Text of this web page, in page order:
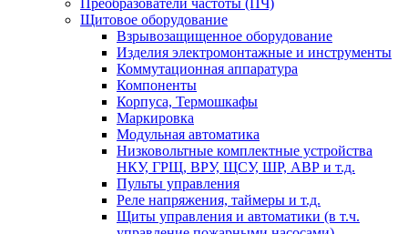
Преобразователи частоты (ПЧ)
Щитовое оборудование
Взрывозащищенное оборудование
Изделия электромонтажные и инструменты
Коммутационная аппаратура
Компоненты
Корпуса, Термошкафы
Маркировка
Модульная автоматика
Низковольтные комплектные устройства
НКУ, ГРЩ, ВРУ, ЩСУ, ШР, АВР и т.д.
Пульты управления
Реле напряжения, таймеры и т.д.
Щиты управления и автоматики (в т.ч.